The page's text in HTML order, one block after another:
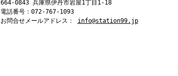
664-0843 兵庫県伊丹市岩屋1丁目1-18
電話番号：072-767-1093
お問合せメールアドレス：
info@station99.jp